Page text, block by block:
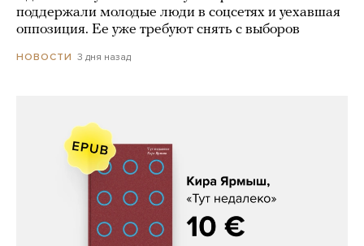
поддержали молодые люди в соцсетях и уехавшая
оппозиция. Ее уже требуют снять с выборов
НОВОСТИ 3 дня назад